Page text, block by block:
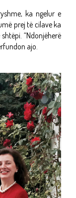
ka ngelur e
prej të cilave ka
“Ndonjëherë
ajo.